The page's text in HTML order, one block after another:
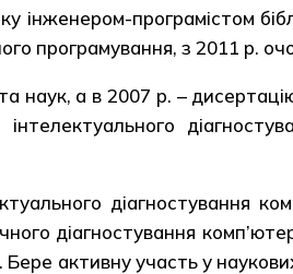
програмістом
програмування, з 2011 р.
а в 2007 р. –
діагностування
діагностування
активну участь у